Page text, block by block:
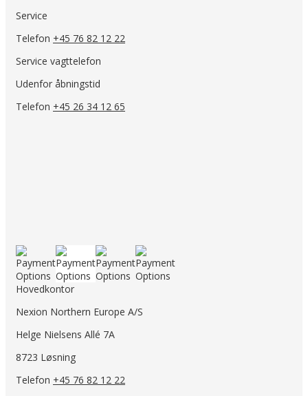
Service
Telefon +45 76 82 12 22
Service vagttelefon
Udenfor åbningstid
Telefon +45 26 34 12 65
Hovedkontor
Nexion Northern Europe A/S
Helge Nielsens Allé 7A
8723 Løsning
Telefon +45 76 82 12 22